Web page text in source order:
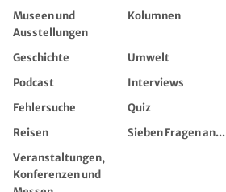
Museen und
Ausstellungen
Kolumnen
Geschichte Umwelt
Podcast
Interviews
Fehlersuche
Quiz
Reisen
Sieben Fragen an...
Veranstaltungen,
Konferenzen und